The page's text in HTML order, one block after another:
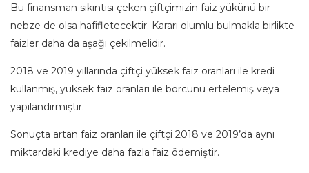
Bu finansman sıkıntısı çeken çiftçimizin faiz yükünü bir
nebze de olsa hafifletecektir. Kararı olumlu bulmakla birlikte
faizler daha da aşağı çekilmelidir.
2018 ve 2019 yıllarında çiftçi yüksek faiz oranları ile kredi
kullanmış, yüksek faiz oranları ile borcunu ertelemiş veya
yapılandırmıştır.
Sonuçta artan faiz oranları ile çiftçi 2018 ve 2019’da aynı
miktardaki krediye daha fazla faiz ödemiştir.